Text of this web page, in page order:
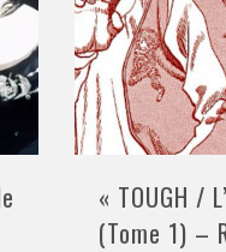
« TOUGH /
(Tome 1) –